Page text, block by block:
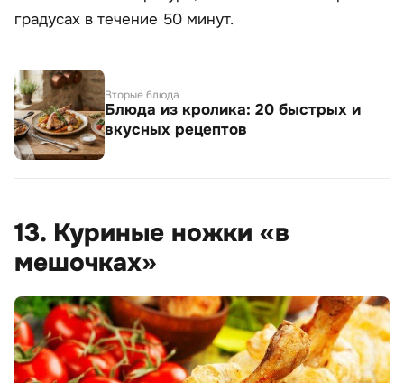
градусах в течение 50 минут.
Вторые блюда
Блюда из кролика: 20 быстрых и
вкусных рецептов
13. Куриные ножки «в
мешочках»